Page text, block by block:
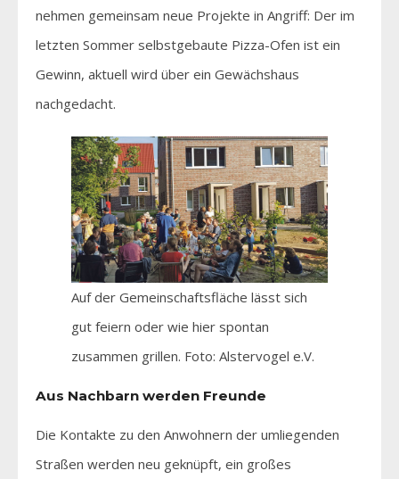
nehmen gemeinsam neue Projekte in Angriff: Der im
letzten Sommer selbstgebaute Pizza-Ofen ist ein
Gewinn, aktuell wird über ein Gewächshaus
nachgedacht.
Auf der Gemeinschaftsfläche lässt sich
gut feiern oder wie hier spontan
zusammen grillen. Foto: Alstervogel e.V.
Aus Nachbarn werden Freunde
Die Kontakte zu den Anwohnern der umliegenden
Straßen werden neu geknüpft, ein großes